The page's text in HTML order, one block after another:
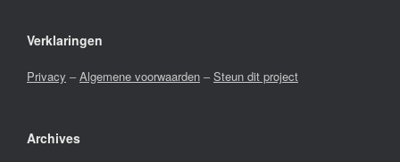
Verklaringen
Privacy –Algemene voorwaarden –Steun dit project
Archives